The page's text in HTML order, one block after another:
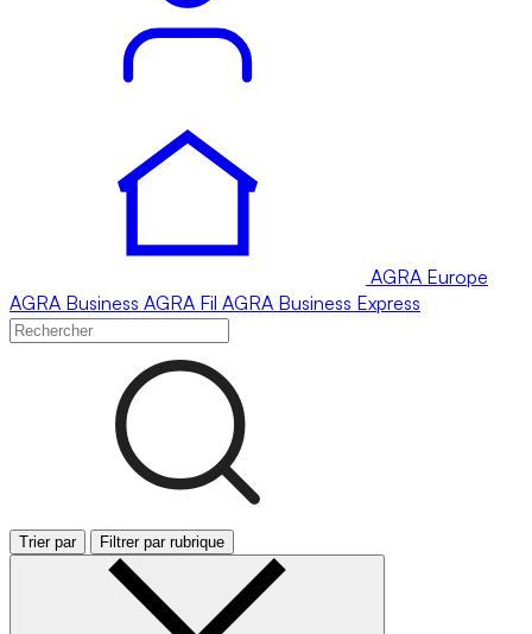
AGRA Europe
AGRA Business AGRA Fil AGRA Business Express
Trier par Filtrer par rubrique